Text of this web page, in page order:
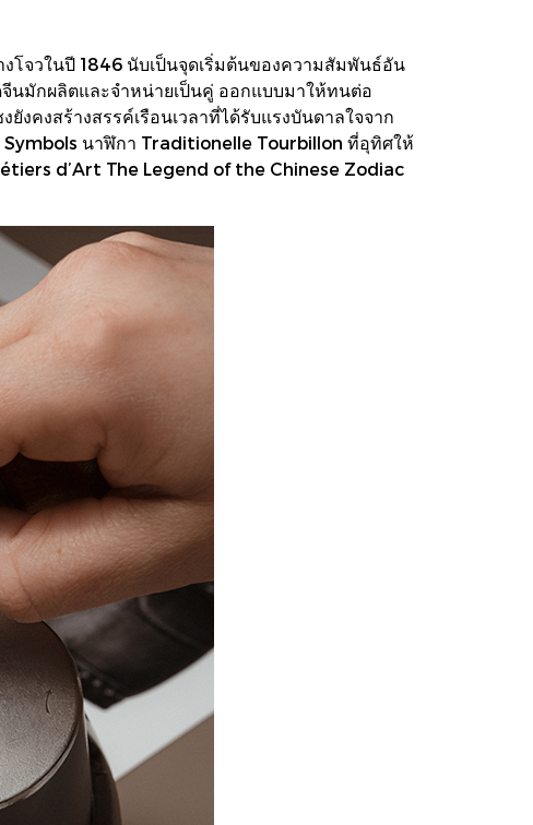
โจวในปี 1846 นับเป็นจุดเริ่มต้นของความสัมพันธ์อัน
นมักผลิตและจำหน่ายเป็นคู่ ออกแบบมาให้ทนต่อ
คงสร้างสรรค์เรือนเวลาที่ได้รับแรงบันดาลใจจาก
นาฬิกา Traditionelle Tourbillon ที่อุทิศให้
d’Art The Legend of the Chinese Zodiac